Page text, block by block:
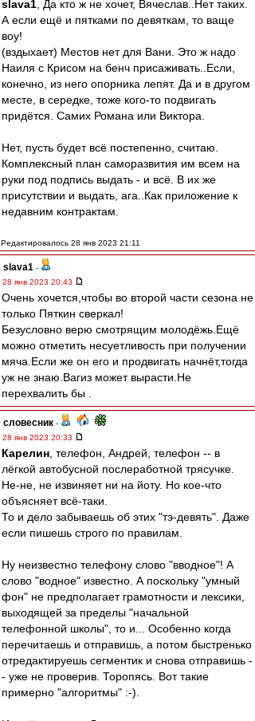
slava1 , Да кто ж не хочет, Вячеслав..Нет таких.
А если ещё и пятками по девяткам, то ваще
воу!
(вздыхает) Местов нет для Вани. Это ж надо
Наиля с Крисом на бенч присаживать..Если,
конечно, из него опорника лепят. Да и в другом
месте, в середке, тоже кого-то подвигать
придётся. Самих Романа или Виктора.
Нет, пусть будет всё постепенно, считаю.
Комплексный план саморазвития им всем на
руки под подпись выдать - и всё. В их же
присутствии и выдать, ага..Как приложение к
недавним контрактам.
Редактировалось 28 янв 2023 21:11
slava1 -
28 янв 2023 20:43
Очень хочется,чтобы во второй части сезона не
только Пяткин сверкал!
Безусловно верю смотрящим молодёжь.Ещё
можно отметить несуетливость при получении
мяча.Если же он его и продвигать начнёт,тогда
уж не знаю.Вагиз может вырасти.Не
перехвалить бы .
словесник -
28 янв 2023 20:33
Карелин , телефон, Андрей, телефон -- в
лёгкой автобусной послеработной трясучке.
Не-не, не извиняет ни на йоту. Но кое-что
объясняет всё-таки.
То и дело забываешь об этих "тэ-девять". Даже
если пишешь строго по правилам.
Ну неизвестно телефону слово "вводное"! А
слово "водное" известно. А поскольку "умный
фон" не предполагает грамотности и лексики,
выходящей за пределы "начальной
телефонной школы", то и... Особенно когда
перечитаешь и отправишь, а потом быстренько
отредактируешь сегментик и снова отправишь -
- уже не проверив. Торопясь. Вот такие
примерно "алгоритмы" :-).